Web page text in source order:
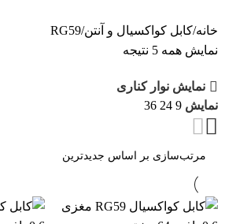
خانه کابل کواکسیال و آنتن RG59
نمایش همه 5 نتیجه
نمایش نوار کناری
نمایش 9
24
36